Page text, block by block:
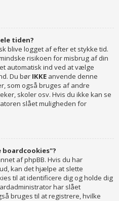
tiden?
blive logget af efter et stykke tid.
risikoen for misbrug af din
automatisk ind ved at vælge
Du bør IKKE anvende denne
som også bruges af andre
skoler osv. Hvis du ikke kan se
slået muligheden for
af phpBB. Hvis du har
kan det hjælpe at slette
til at identificere dig og holde dig
har slået
bruges til at registrere, hvilke